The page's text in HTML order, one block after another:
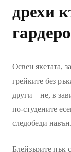
дрехи
Освен якетата,
грейките без
други – не, в
по-студените
следобеди навън.
Блейзърите пък